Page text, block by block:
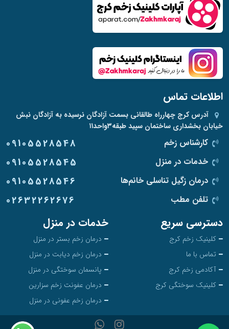
خدمات در منزل
درمان زخم بستر در منزل
درمان زخم دیابت در منزل
پانسمان سوختگی در منزل
درمان عفونت زخم سزارین
درمان زخم عفونی در منزل
دسترسی سریع
کلینیک زخم کرج
تماس با ما
آکادمی زخم کرج
کلینیک سوختگی کرج
اطلاعات تماس
آدرس کرج چهارراه طالقانی بسمت آزادگان نرسیده به آزادگان نبش
خیابان بخشداری ساختمان سپید طبقه۳واحد۱۱
کارشناس زخم 09105528548
خدمات در منزل 09105528545
درمان زگیل تناسلی خانم‌ها 09105528546
تلفن مطب 02632262676